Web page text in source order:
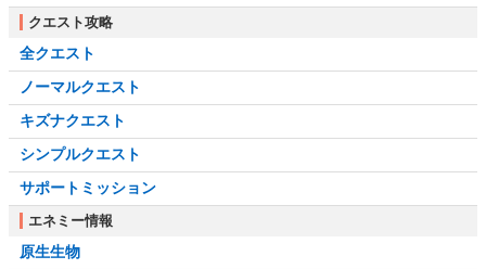
クエスト攻略
全クエスト
ノーマルクエスト
キズナクエスト
シンプルクエスト
サポートミッション
エネミー情報
原生生物